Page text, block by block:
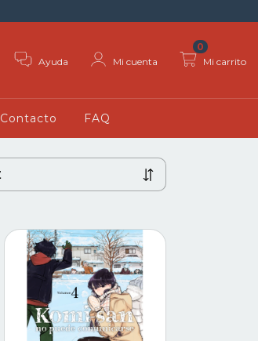
Ayuda Mi cuenta Mi carrito
0
Contacto FAQ